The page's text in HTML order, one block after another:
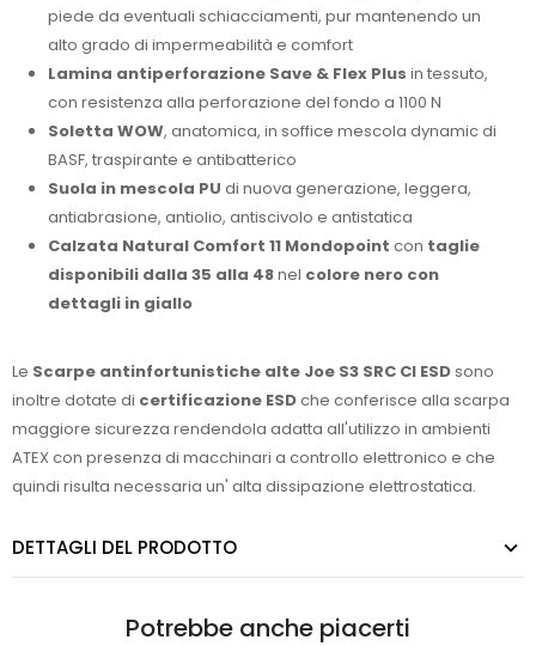
piede da eventuali schiacciamenti, pur mantenendo un
alto grado di impermeabilità e comfort
Lamina antiperforazione Save & Flex Plus in tessuto,
con resistenza alla perforazione del fondo a 1100 N
Soletta WOW, anatomica, in soffice mescola dynamic di
BASF, traspirante e antibatterico
Suola in mescola PU di nuova generazione, leggera,
antiabrasione, antiolio, antiscivolo e antistatica
Calzata Natural Comfort 11 Mondopoint con taglie
disponibili dalla 35 alla 48nel colore nero con
dettagli in giallo
Le Scarpe antinfortunistiche alte Joe S3 SRC CI ESDsono
inoltre dotate di certificazione ESDche conferisce alla scarpa
maggiore sicurezza rendendola adatta all'utilizzo in ambienti
ATEX con presenza di macchinari a controllo elettronico e che
quindi risulta necessaria un' alta dissipazione elettrostatica.
DETTAGLI DEL PRODOTTO
Potrebbe anche piacerti